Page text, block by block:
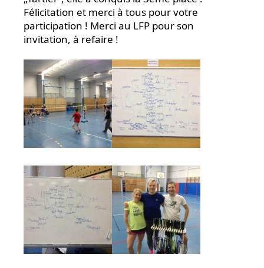
Félicitation et merci à tous pour votre
participation ! Merci au LFP pour son
invitation, à refaire !